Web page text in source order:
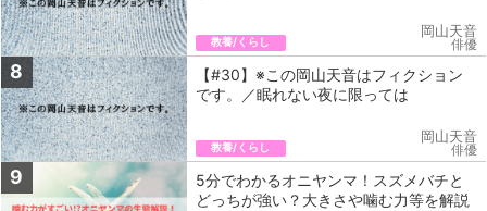
教養/くらし
岡山天音
俳優
8
【#30】※この岡山天音はフィクション
です。／眠れない夜に限っては
教養/くらし
岡山天音
俳優
9
5分でわかるオニヤンマ！スズメバチと
どっちが強い？大きさや噛む力等を解説